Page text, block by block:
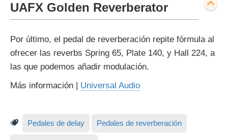
UAFX Golden Reverberator
Por último, el pedal de reverberación repite fórmula al
ofrecer las reverbs Spring 65, Plate 140, y Hall 224, a
las que podemos añadir modulación.
Más información | Universal Audio
Pedales de delay Pedales de reverberación